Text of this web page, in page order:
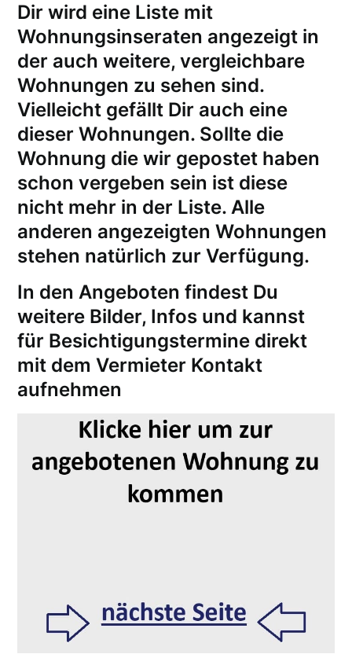
Dir wird eine Liste mit
Wohnungsinseraten angezeigt in
der auch weitere, vergleichbare
Wohnungen zu sehen sind.
Vielleicht gefällt Dir auch eine
dieser Wohnungen. Sollte die
Wohnung die wir gepostet haben
schon vergeben sein ist diese
nicht mehr in der Liste. Alle
anderen angezeigten Wohnungen
stehen natürlich zur Verfügung.
In den Angeboten findest Du
weitere Bilder, Infos und kannst
für Besichtigungstermine direkt
mit dem Vermieter Kontakt
aufnehmen